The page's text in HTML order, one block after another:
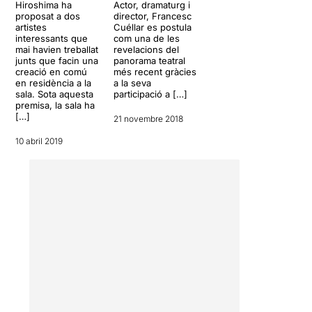
desconstrucció del text i del
llenguatge més pròpia
d’Arribas. En aquest sentit,
cal destacar la interpretació
de Cuéllar que recita
Rusiñolde manera quasi
hipnòtica, musicalitzant i
mastegant cada frase,
sentint-la, patint-la, gaudint-
Hiroshima ha
proposat a dos
artistes
interessants que
mai havien treballat
junts que facin una
creació en comú
en residència a la
sala. Sota aquesta
premisa, la sala ha
[…]
10 abril 2019
Actor, dramaturg i
director, Francesc
Cuéllar es postula
com una de les
revelacions del
panorama teatral
més recent gràcies
a la seva
participació a […]
21 novembre 2018